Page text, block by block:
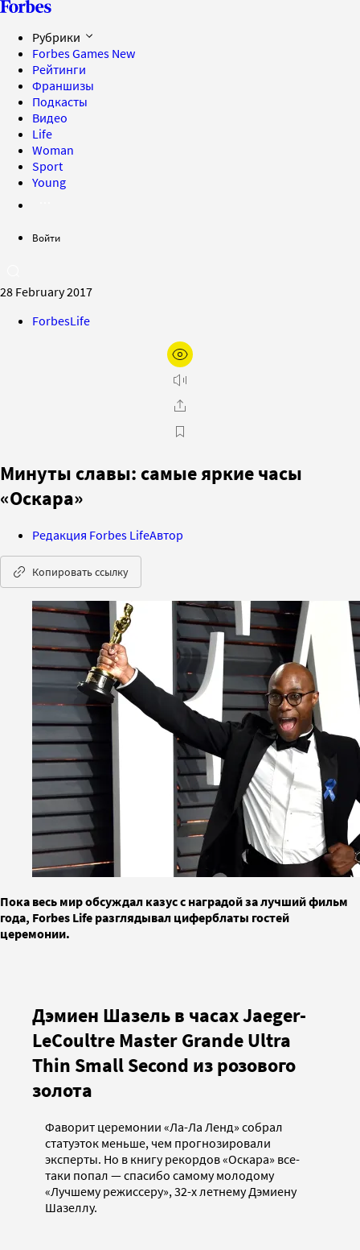
Рубрики
Forbes Games New
Рейтинги
Франшизы
Подкасты
Видео
Life
Woman
Sport
Young
Войти
28 February 2017
ForbesLife
Минуты славы: самые яркие часы
«Оскара»
Редакция Forbes LifeАвтор
Копировать ссылку
Пока весь мир обсуждал казус с наградой за лучший фильм
года, Forbes Life разглядывал циферблаты гостей
церемонии.
Дэмиен Шазель в часах Jaeger-
LeCoultre Master Grande Ultra
Thin Small Second из розового
золота
Фаворит церемонии «Ла-Ла Ленд» собрал
статуэток меньше, чем прогнозировали
эксперты. Но в книгу рекордов «Оскара» все-
таки попал — спасибо самому молодому
«Лучшему режиссеру», 32-х летнему Дэмиену
Шазеллу.